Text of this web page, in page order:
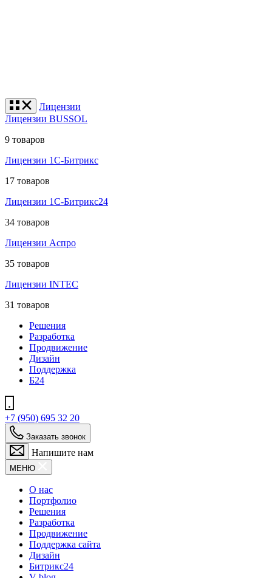
Лицензии
Лицензии BUSSOL
9 товаров
Лицензии 1С-Битрикс
17 товаров
Лицензии 1С-Битрикс24
34 товаров
Лицензии Аспро
35 товаров
Лицензии INTEC
31 товаров
Решения
Разработка
Продвижение
Дизайн
Поддержка
Б24
+7 (950) 695 32 20
Заказать звонок
Напишите нам
МЕНЮ
О нас
Портфолио
Решения
Разработка
Продвижение
Поддержка сайта
Дизайн
Битрикс24